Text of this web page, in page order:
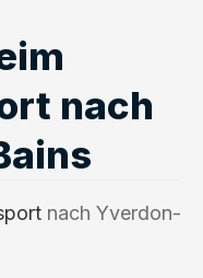
nach
nach Yverdon-